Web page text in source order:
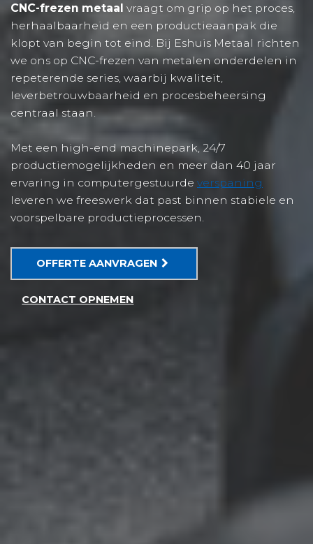
CNC-frezen metaal vraagt om grip op het proces,
herhaalbaarheid en een productieaanpak die
klopt van begin tot eind. Bij Eshuis Metaal richten
we ons op CNC-frezen van metalen onderdelen in
repeterende series, waarbij kwaliteit,
leverbetrouwbaarheid en procesbeheersing
centraal staan.
Met een high-end machinepark, 24/7
productiemogelijkheden en meer dan 40 jaar
ervaring in computergestuurde verspaning
leveren we freeswerk dat past binnen stabiele en
voorspelbare productieprocessen.
OFFERTE AANVRAGEN
CONTACT OPNEMEN